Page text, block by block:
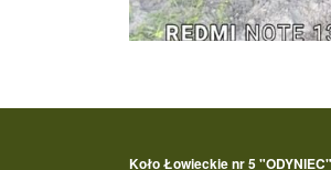
Koło Łowieckie nr 5